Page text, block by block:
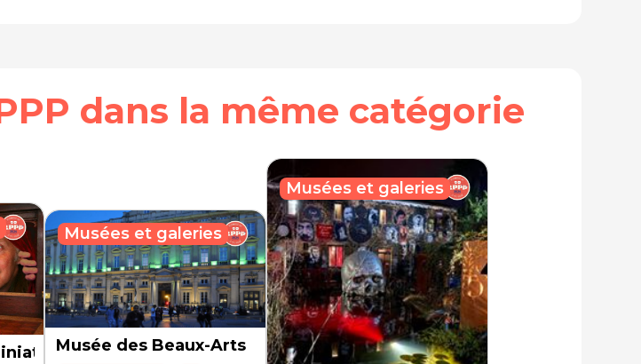
dans la même catégorie
Musée des Beaux-Arts
Musées et galeries
Musées et galeries